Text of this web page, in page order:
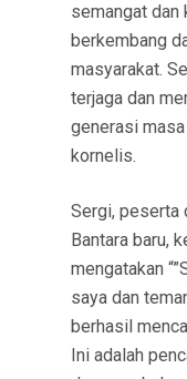
semangat dan
berkembang
masyarakat.
terjaga dan
generasi
kornelis.
Sergi, peserta
Bantara baru,
mengatakan
saya dan
berhasil
Ini adalah